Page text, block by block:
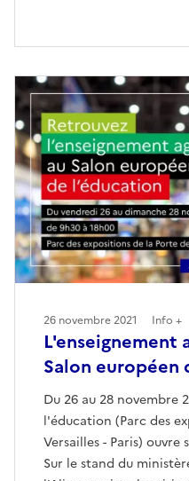
L'enseignement
Salon européen
Du 26 au 28 novembre
l'éducation (Parc des
Versailles - Paris)
Sur le stand du
26 novembre 2021 Info +